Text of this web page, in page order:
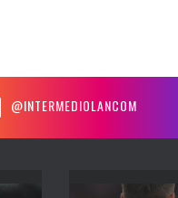
@INTERMEDIOLANCOM